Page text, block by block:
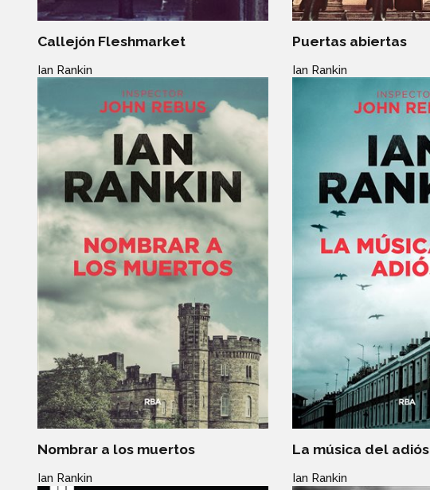
Callejón Fleshmarket
Ian Rankin
Puertas abiertas
Ian Rankin
Nombrar a los muertos
Ian Rankin
La música del adiós
Ian Rankin